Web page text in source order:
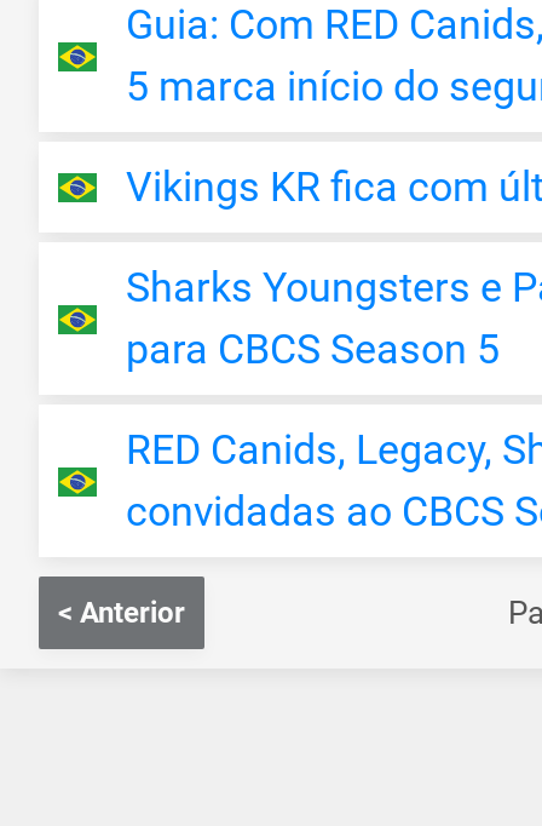
Guia: Com RED
5 marca início do
Vikings KR fica com
Sharks Youngsters e
para CBCS Season 5
RED Canids, Legacy,
convidadas ao CBCS
< Anterior